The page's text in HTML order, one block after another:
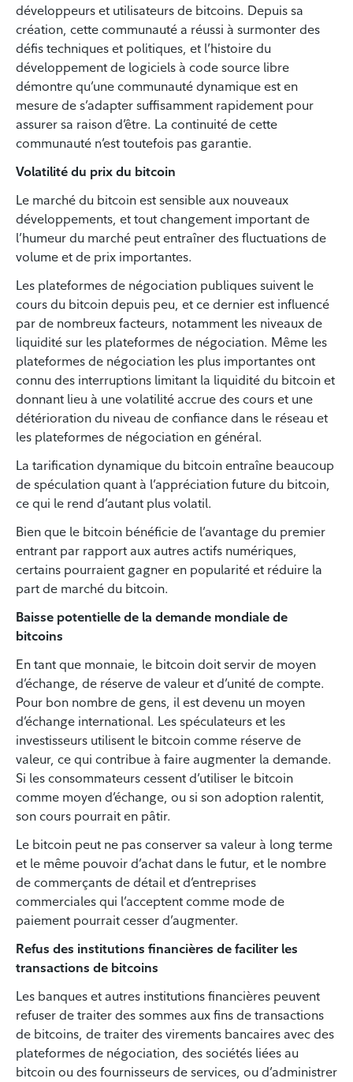
développeurs et utilisateurs de bitcoins. Depuis sa
création, cette communauté a réussi à surmonter des
défis techniques et politiques, et l’histoire du
développement de logiciels à code source libre
démontre qu’une communauté dynamique est en
mesure de s’adapter suffisamment rapidement pour
assurer sa raison d’être. La continuité de cette
communauté n’est toutefois pas garantie.
Volatilité du prix du bitcoin
Le marché du bitcoin est sensible aux nouveaux
développements, et tout changement important de
l’humeur du marché peut entraîner des fluctuations de
volume et de prix importantes.
Les plateformes de négociation publiques suivent le
cours du bitcoin depuis peu, et ce dernier est influencé
par de nombreux facteurs, notamment les niveaux de
liquidité sur les plateformes de négociation. Même les
plateformes de négociation les plus importantes ont
connu des interruptions limitant la liquidité du bitcoin et
donnant lieu à une volatilité accrue des cours et une
détérioration du niveau de confiance dans le réseau et
les plateformes de négociation en général.
La tarification dynamique du bitcoin entraîne beaucoup
de spéculation quant à l’appréciation future du bitcoin,
ce qui le rend d’autant plus volatil.
Bien que le bitcoin bénéficie de l’avantage du premier
entrant par rapport aux autres actifs numériques,
certains pourraient gagner en popularité et réduire la
part de marché du bitcoin.
Baisse potentielle de la demande mondiale de
bitcoins
En tant que monnaie, le bitcoin doit servir de moyen
d’échange, de réserve de valeur et d’unité de compte.
Pour bon nombre de gens, il est devenu un moyen
d’échange international. Les spéculateurs et les
investisseurs utilisent le bitcoin comme réserve de
valeur, ce qui contribue à faire augmenter la demande.
Si les consommateurs cessent d’utiliser le bitcoin
comme moyen d’échange, ou si son adoption ralentit,
son cours pourrait en pâtir.
Le bitcoin peut ne pas conserver sa valeur à long terme
et le même pouvoir d’achat dans le futur, et le nombre
de commerçants de détail et d’entreprises
commerciales qui l’acceptent comme mode de
paiement pourrait cesser d’augmenter.
Refus des institutions financières de faciliter les
transactions de bitcoins
Les banques et autres institutions financières peuvent
refuser de traiter des sommes aux fins de transactions
de bitcoins, de traiter des virements bancaires avec des
plateformes de négociation, des sociétés liées au
bitcoin ou des fournisseurs de services, ou d’administrer